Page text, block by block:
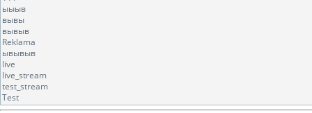
ыыыв
вывы
вывыв
Reklama
ывывыв
live
live_stream
test_stream
Test